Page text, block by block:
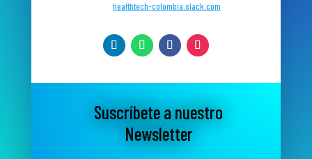
healthtech-colombia.slack.com
Suscríbete a nuestro
Newsletter